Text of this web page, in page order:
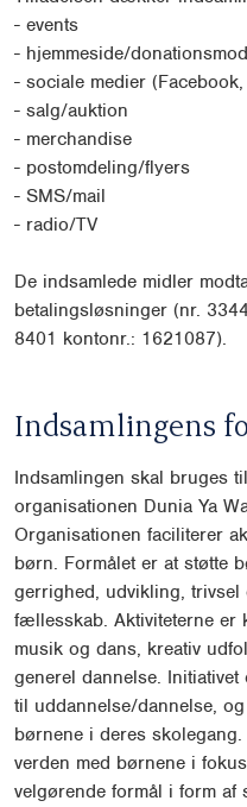
- events
- hjemmeside/
- sociale medier
- salg/auktion
- merchandise
- postomdeling/flyers
- SMS/mail
- radio/TV
De indsamlede midler
betalingsløsninger (nr.
8401 kontonr.: 1621087).
Indsamlingens
Indsamlingen skal bruges
organisationen Dunia Ya
Organisationen faciliterer
børn. Formålet er at støtte
gerrighed, udvikling,
fællesskab. Aktiviteterne er
musik og dans, kreativ
generel dannelse. Initiativet
til uddannelse/dannelse,
børnene i deres
verden med børnene i
velgørende formål i form af